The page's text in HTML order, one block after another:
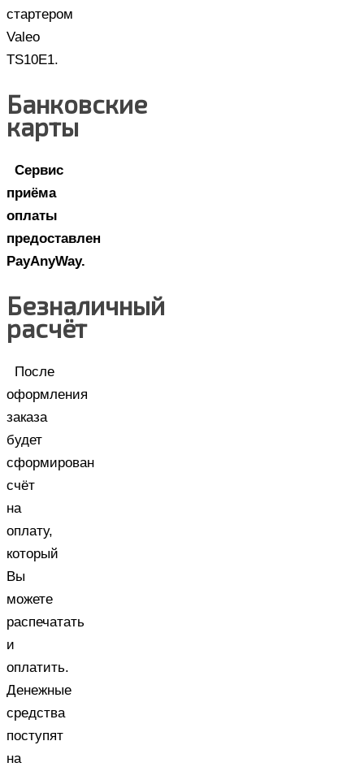
стартером
Valeo
TS10E1.
Банковские
карты
Сервис
приёма
оплаты
предоставлен
PayAnyWay.
Безналичный
расчёт
После
оформления
заказа
будет
сформирован
счёт
на
оплату,
который
Вы
можете
распечатать
и
оплатить.
Денежные
средства
поступят
на